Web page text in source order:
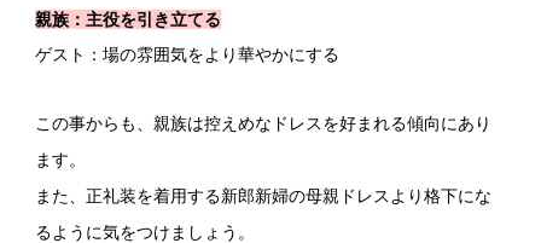
親族：主役を引き立てる
ゲスト：場の雰囲気をより華やかにする
この事からも、親族は控えめなドレスを好まれる傾向にあり
ます。
また、正礼装を着用する新郎新婦の母親ドレスより格下にな
るように気をつけましょう。